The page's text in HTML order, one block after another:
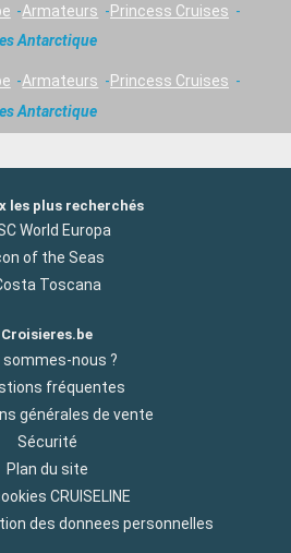
Armateurs
Princess Cruises
Antarctique
Armateurs
Princess Cruises
Antarctique
les plus recherchés
World Europa
of the Seas
Toscana
Croisieres.be
sommes-nous ?
fréquentes
générales de vente
Sécurité
Plan du site
CRUISELINE
des donnees personnelles